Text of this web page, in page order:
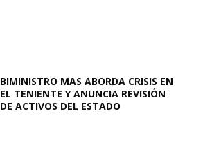
BIMINISTRO MAS ABORDA CRISIS EN
EL TENIENTE Y ANUNCIA REVISIÓN
DE ACTIVOS DEL ESTADO